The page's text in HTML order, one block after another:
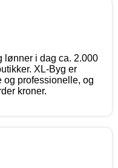
lønner i dag ca. 2.000
XL-Byg er
professionelle, og
kroner.